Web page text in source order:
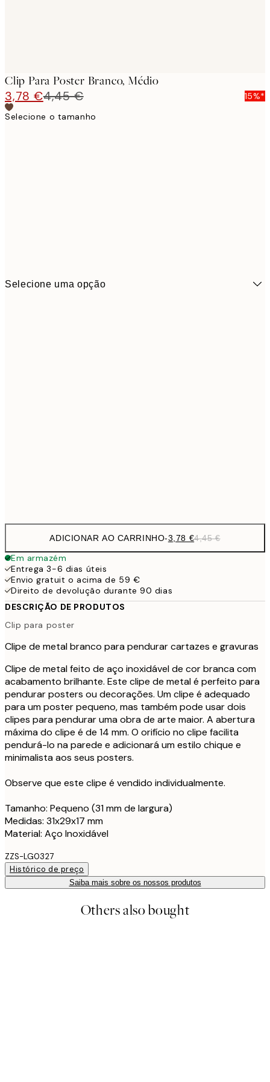
Clip Para Poster Branco, Médio
3,78 €4,45 €
15%*
Selecione o tamanho
Selecione uma opção
ADICIONAR AO CARRINHO-3,78 €4,45 €
Em armazém
Entrega 3-6 dias úteis
Envio gratuit o acima de 59 €
Direito de devolução durante 90 dias
DESCRIÇÃO DE PRODUTOS
Clip para poster
Clipe de metal branco para pendurar cartazes e gravuras
Clipe de metal feito de aço inoxidável de cor branca com
acabamento brilhante. Este clipe de metal é perfeito para
pendurar posters ou decorações. Um clipe é adequado
para um poster pequeno, mas também pode usar dois
clipes para pendurar uma obra de arte maior. A abertura
máxima do clipe é de 14 mm. O orifício no clipe facilita
pendurá-lo na parede e adicionará um estilo chique e
minimalista aos seus posters.
Observe que este clipe é vendido individualmente.
Tamanho: Pequeno (31 mm de largura)
Medidas: 31x29x17 mm
Material: Aço Inoxidável
ZZS-LG0327
Histórico de preço
Saiba mais sobre os nossos produtos
Others also bought